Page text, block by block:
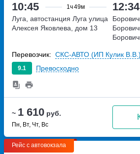
10:45 1ч49м 12:34
~ 1 610 руб.
Пн, Вт, Чт, Вс
Луга, автостанция Луга улица
Алексея Яковлева, дом 13
9.1 Превосходно
Перевозчик: СКС-АВТО (ИП Кулик В.В.)
Рейс с автовокзала